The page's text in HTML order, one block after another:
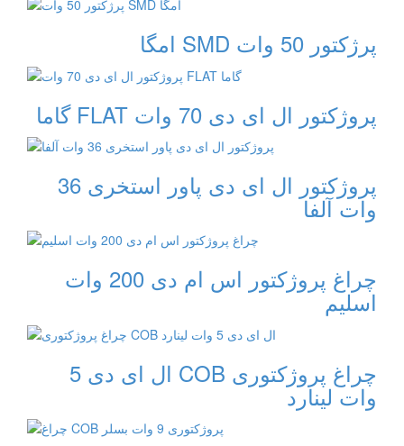
پرژکتور 50 وات SMD امگا
پروژکتور ال ای دی 70 وات FLAT گاما
پروژکتور ال ای دی پاور استخری 36
وات آلفا
چراغ پروژکتور اس ام دی 200 وات
اسلیم
چراغ پروژکتوری COB ال ای دی 5
وات لینارد